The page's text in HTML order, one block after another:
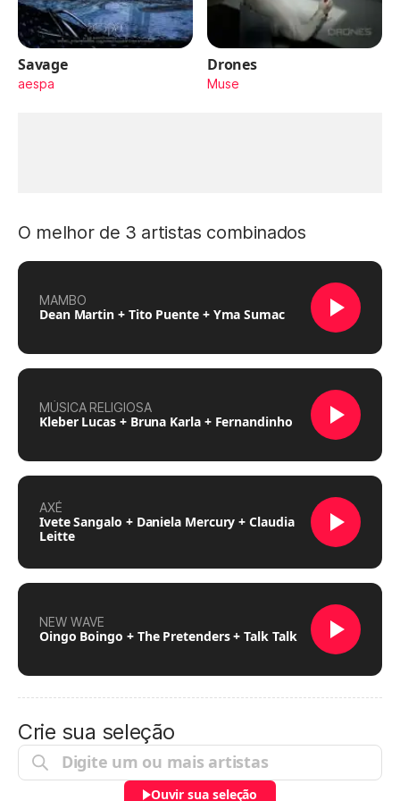
Savage
aespa
Drones
Muse
O melhor de 3 artistas combinados
MAMBO
Dean Martin + Tito Puente + Yma Sumac
MÚSICA RELIGIOSA
Kleber Lucas + Bruna Karla + Fernandinho
AXÉ
Ivete Sangalo + Daniela Mercury + Claudia
Leitte
NEW WAVE
Oingo Boingo + The Pretenders + Talk Talk
Crie sua seleção
Ouvir sua seleção